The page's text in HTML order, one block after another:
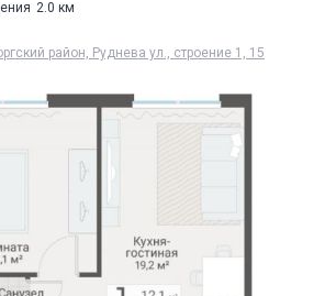
2.0 км
район, Руднева ул., строение 1, 15